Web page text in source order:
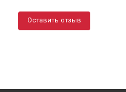
Оставить отзыв